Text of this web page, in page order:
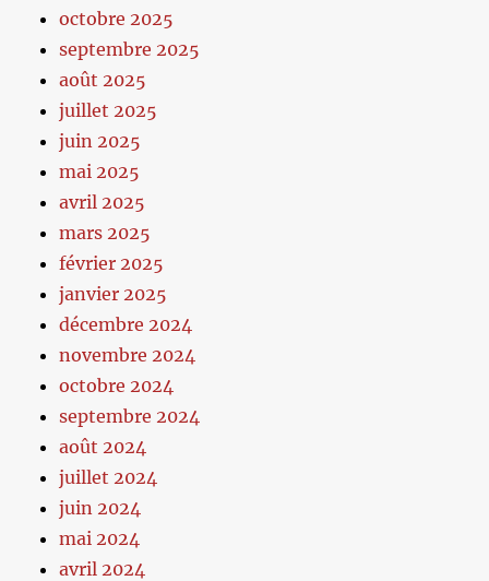
octobre 2025
septembre 2025
août 2025
juillet 2025
juin 2025
mai 2025
avril 2025
mars 2025
février 2025
janvier 2025
décembre 2024
novembre 2024
octobre 2024
septembre 2024
août 2024
juillet 2024
juin 2024
mai 2024
avril 2024